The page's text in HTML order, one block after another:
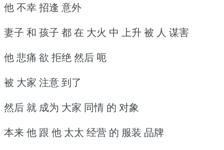
他 不幸 招逢 意外
妻子 和 孩子 都 在 大火 中 上升 被 人 谋害
他 悲痛 欲 拒绝 然后 呃
被 大家 注意 到了
然后 就 成为 大家 同情 的 对象
本来 他 跟 他 太太 经营 的 服装 品牌